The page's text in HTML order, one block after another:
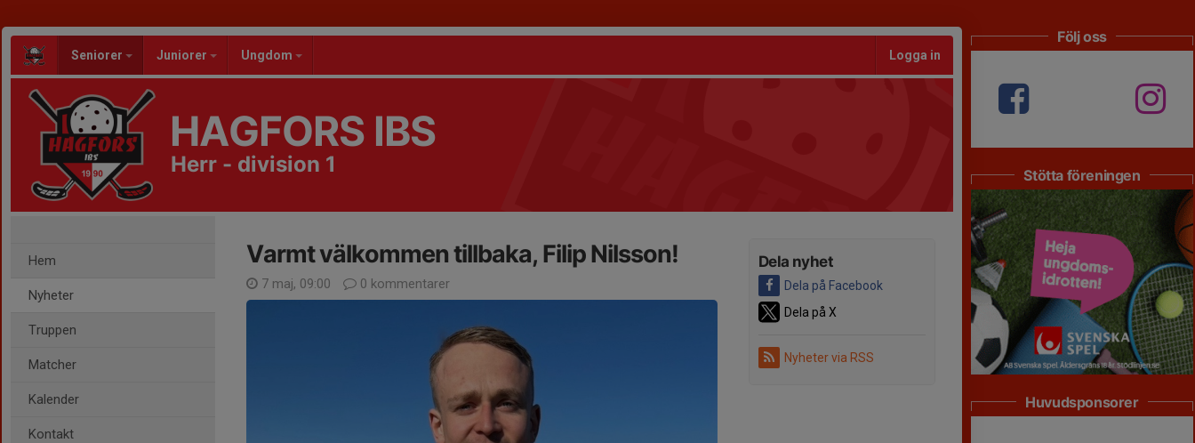
Seniorer Juniorer Ungdom Logga in
HAGFORS IBS
Herr - division 1
Hem
Nyheter
Truppen
Matcher
Kalender
Kontakt
Dela nyhet
Dela på Facebook
Dela på X
Nyheter via RSS
Varmt välkommen tillbaka, Filip Nilsson!
7 maj, 09:00 0 kommentarer
Följ oss
Stötta föreningen
Huvudsponsorer